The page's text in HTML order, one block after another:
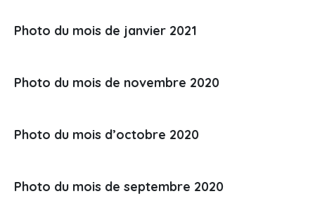
Photo du mois de janvier 2021
Photo du mois de novembre 2020
Photo du mois d’octobre 2020
Photo du mois de septembre 2020